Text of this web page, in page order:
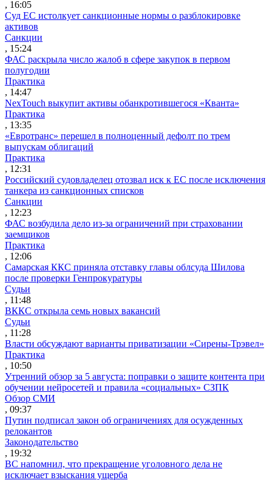
, 16:05
Суд ЕС истолкует санкционные нормы о разблокировке
активов
Санкции
, 15:24
ФАС раскрыла число жалоб в сфере закупок в первом
полугодии
Практика
, 14:47
NexTouch выкупит активы обанкротившегося «Кванта»
Практика
, 13:35
«Евротранс» перешел в полноценный дефолт по трем
выпускам облигаций
Практика
, 12:31
Российский судовладелец отозвал иск к ЕС после исключения
танкера из санкционных списков
Санкции
, 12:23
ФАС возбудила дело из-за ограничений при страховании
заемщиков
Практика
, 12:06
Самарская ККС приняла отставку главы облсуда Шилова
после проверки Генпрокуратуры
Судьи
, 11:48
ВККС открыла семь новых вакансий
Судьи
, 11:28
Власти обсуждают варианты приватизации «Сирены-Трэвел»
Практика
, 10:50
Утренний обзор за 5 августа: поправки о защите контента при
обучении нейросетей и правила «социальных» СЗПК
Обзор СМИ
, 09:37
Путин подписал закон об ограничениях для осужденных
релокантов
Законодательство
, 19:32
ВС напомнил, что прекращение уголовного дела не
исключает взыскания ущерба